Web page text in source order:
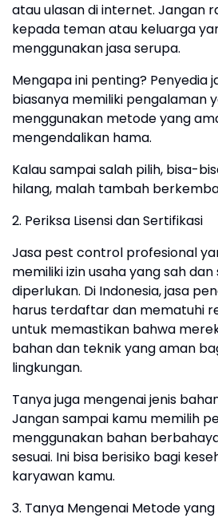
atau ulasan di internet. Jangan
kepada teman atau keluarga
menggunakan jasa serupa.
Mengapa ini penting? Penyedia
biasanya memiliki pengalaman
menggunakan metode yang
mengendalikan hama.
Kalau sampai salah pilih, bisa-
hilang, malah tambah
2. Periksa Lisensi dan Sertifikasi
Jasa pest control profesional
memiliki izin usaha yang sah
diperlukan. Di Indonesia, jasa
harus terdaftar dan mematuhi
untuk memastikan bahwa
bahan dan teknik yang aman
lingkungan.
Tanya juga mengenai jenis
Jangan sampai kamu memilih
menggunakan bahan
sesuai. Ini bisa berisiko bagi
karyawan kamu.
3. Tanya Mengenai Metode